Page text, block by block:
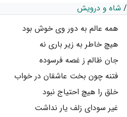
/ شاه و درویش
همه عالم به دور وی خوش بود
هیچ خاطر به زیر باری نه
جان ظالم ز غصه فرسوده
فتنه چون بخت عاشقان در خواب
خلق را هیچ احتیاج نبود
غیر سودای زلف یار نداشت